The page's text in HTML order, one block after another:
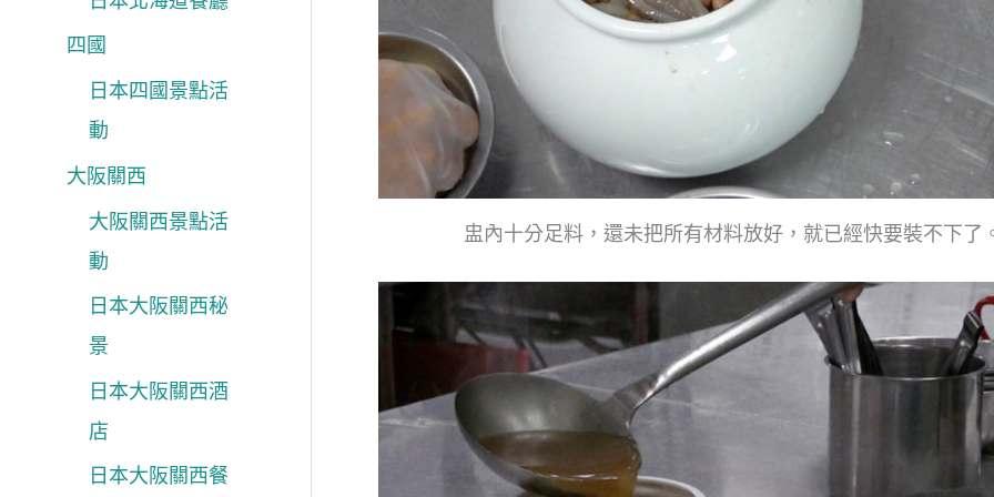
四國
日本四國景點活
動
大阪關西
大阪關西景點活
動
日本大阪關西秘
景
日本大阪關西酒
店
日本大阪關西餐
盅內十分足料，還未把所有材料放好，就已經快要裝不下了